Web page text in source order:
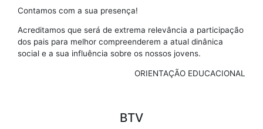
Contamos com a sua presença!
Acreditamos que será de extrema relevância a participação
dos pais para melhor compreenderem a atual dinânica
social e a sua influência sobre os nossos jovens.
ORIENTAÇÃO EDUCACIONAL
BTV